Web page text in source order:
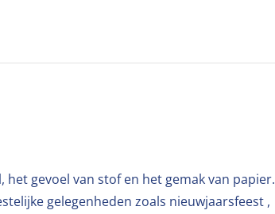
gevoel van stof en het gemak van papier.
gelegenheden zoals nieuwjaarsfeest ,